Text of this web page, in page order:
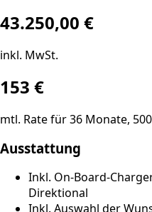
43.250,00 €
inkl. MwSt.
153 €
mtl. Rate für36 Monate,
Ausstattung
Inkl. On-Board-
Direktional
Inkl. Auswahl der